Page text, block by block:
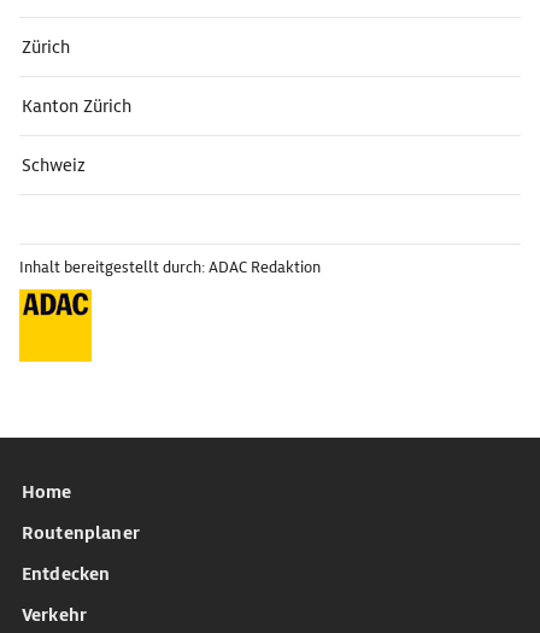
Zürich
Kanton Zürich
Schweiz
Inhalt bereitgestellt durch: ADAC Redaktion
Home
Routenplaner
Entdecken
Verkehr